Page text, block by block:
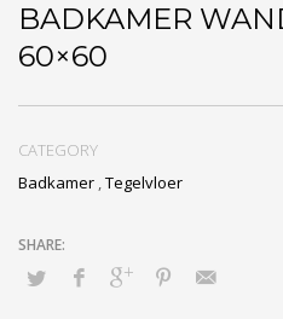
BADKAMER
60×60
CATEGORY
Badkamer ,Tegelvloer